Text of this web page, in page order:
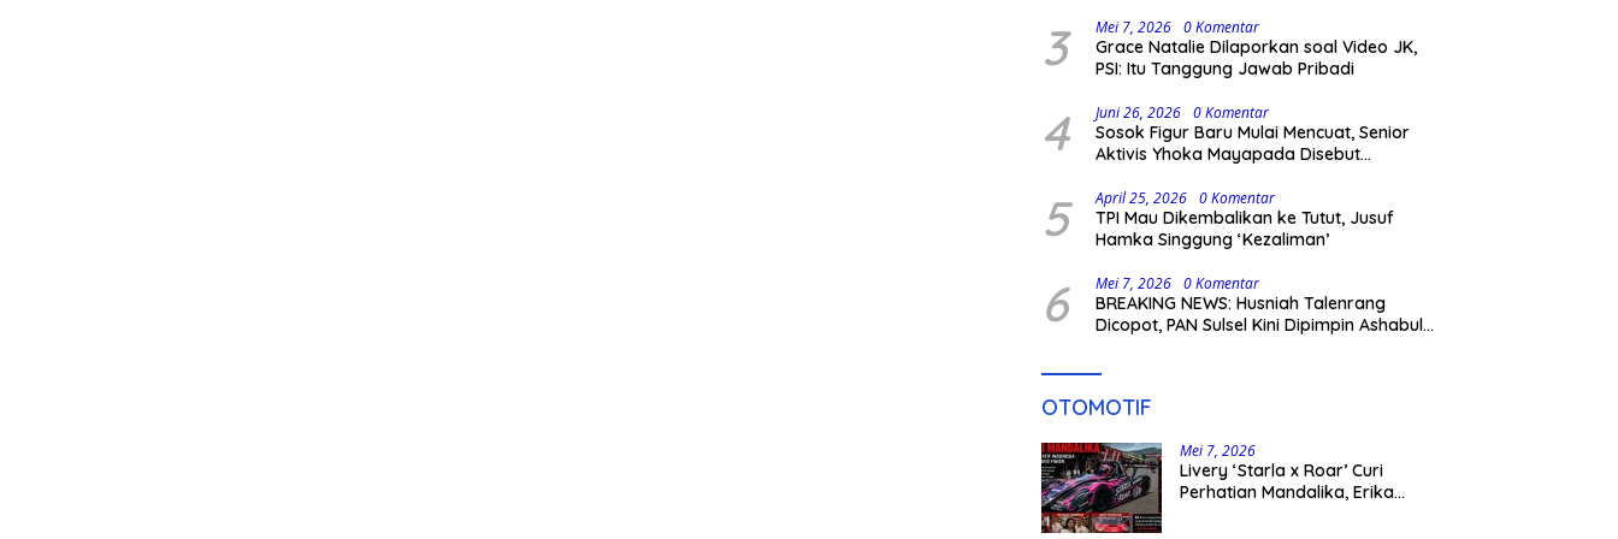
3 Mei 7, 2026 0 Komentar
Grace Natalie Dilaporkan soal Video JK,
PSI: Itu Tanggung Jawab Pribadi
4 Juni 26, 2026 0 Komentar
Sosok Figur Baru Mulai Mencuat, Senior
Aktivis Yhoka Mayapada Disebut
pada Pilkada 2029
5 April 25, 2026 0 Komentar
TPI Mau Dikembalikan ke Tutut, Jusuf
Hamka Singgung ‘Kezaliman’
6 Mei 7, 2026 0 Komentar
BREAKING NEWS: Husniah Talenrang
Dicopot, PAN Sulsel Kini Dipimpin Ashabul
OTOMOTIF
Mei 7, 2026
Livery ‘Starla x Roar’ Curi
Perhatian Mandalika, Erika